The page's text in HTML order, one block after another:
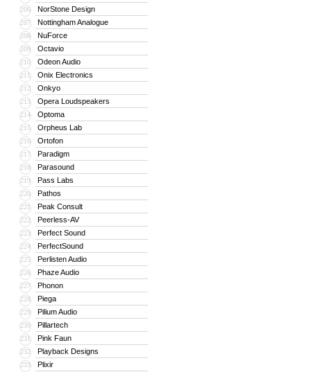
206 NorStone Design
207 Nottingham Analogue
208 NuForce
209 Octavio
210 Odeon Audio
211 Onix Electronics
212 Onkyo
213 Opera Loudspeakers
214 Optoma
215 Orpheus Lab
216 Ortofon
217 Paradigm
218 Parasound
219 Pass Labs
220 Pathos
221 Peak Consult
222 Peerless-AV
223 Perfect Sound
224 PerfectSound
225 Perlisten Audio
226 Phaze Audio
227 Phonon
228 Piega
229 Pilium Audio
230 Pillartech
231 Pink Faun
232 Playback Designs
233 Plixir